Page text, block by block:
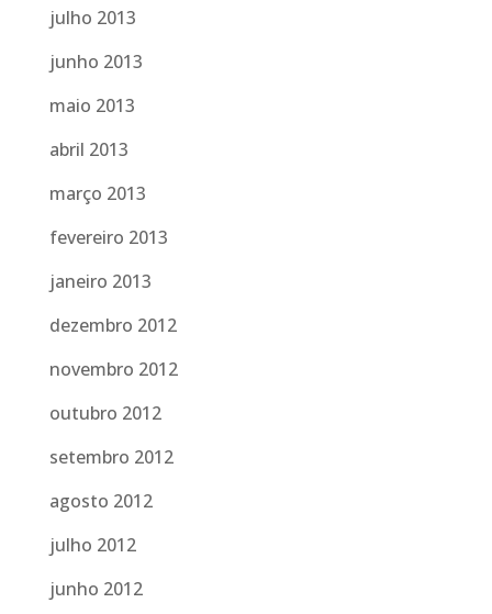
julho 2013
junho 2013
maio 2013
abril 2013
março 2013
fevereiro 2013
janeiro 2013
dezembro 2012
novembro 2012
outubro 2012
setembro 2012
agosto 2012
julho 2012
junho 2012